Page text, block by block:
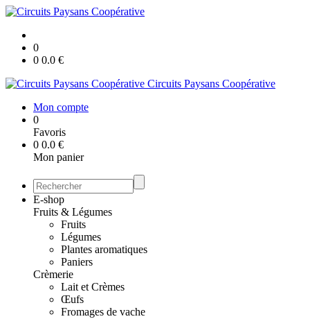
0
0 0.0 €
Circuits Paysans Coopérative
Mon compte
0
Favoris
0 0.0 €
Mon panier
E-shop
Fruits & Légumes
Fruits
Légumes
Plantes aromatiques
Paniers
Crèmerie
Lait et Crèmes
Œufs
Fromages de vache